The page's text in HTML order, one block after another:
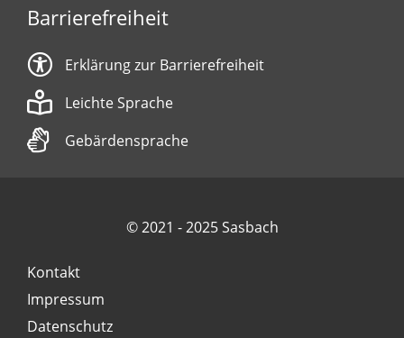
Barrierefreiheit
Erklärung zur Barrierefreiheit
Leichte Sprache
Gebärdensprache
© 2021 - 2025 Sasbach
Kontakt
Impressum
Datenschutz